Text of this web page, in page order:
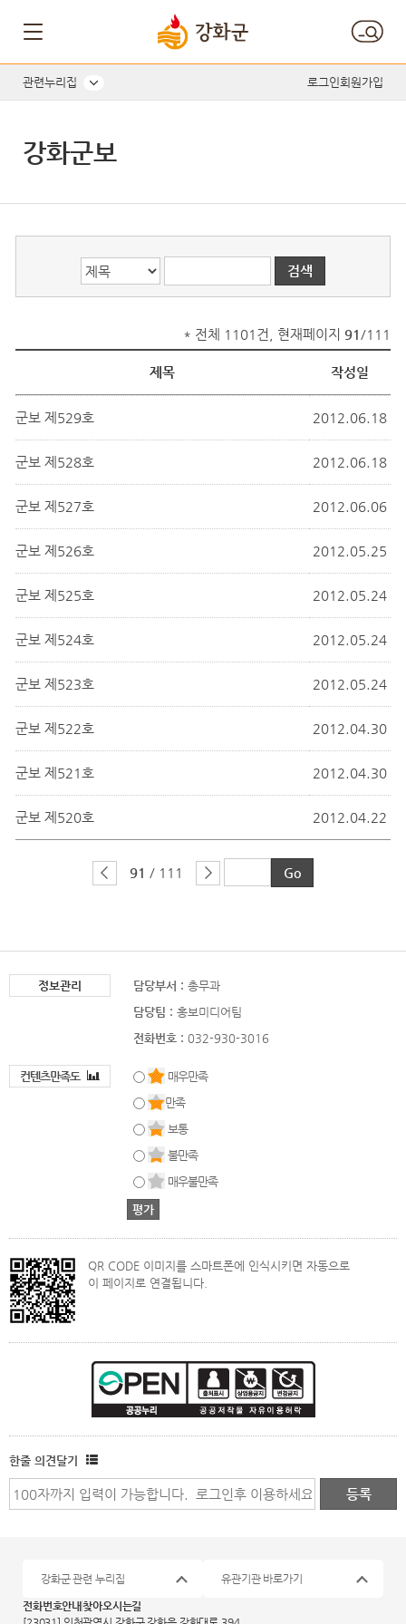
관련누리집 로그인회원가입
강화군보
* 전체 1101건, 현재페이지 91 /111
제목 작성일
군보 제529호 2012.06.18
군보 제528호 2012.06.18
군보 제527호 2012.06.06
군보 제526호 2012.05.25
군보 제525호 2012.05.24
군보 제524호 2012.05.24
군보 제523호 2012.05.24
군보 제522호 2012.04.30
군보 제521호 2012.04.30
군보 제520호 2012.04.22
91 / 111
정보관리 담당부서 : 총무과
담당팀 : 홍보미디어팀
전화번호 : 032-930-3016
컨텐츠만족도
매우만족
만족
보통
불만족
매우불만족
QR CODE 이미지를 스마트폰에 인식시키면 자동으로
이 페이지로 연결됩니다.
한줄 의견달기
전화번호안내 찾아오시는길
강화군 관련 누리집 유관기관 바로가기